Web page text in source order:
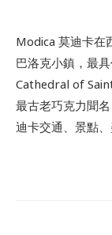
Modica 莫迪卡在
巴洛克小鎮，最
Cathedral of
最古老巧克力聞
迪卡交通、景點